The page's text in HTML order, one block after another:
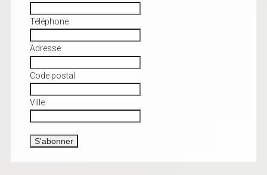
Téléphone
Adresse
Code postal
Ville